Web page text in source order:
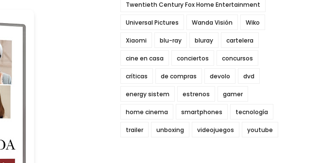
Twentieth Century Fox Home Entertainment
Universal Pictures Wanda Visión Wiko
Xiaomi blu-ray bluray cartelera
cine en casa conciertos concursos
críticas de compras devolo dvd
energy sistem estrenos gamer
home cinema smartphones tecnología
trailer unboxing videojuegos youtube